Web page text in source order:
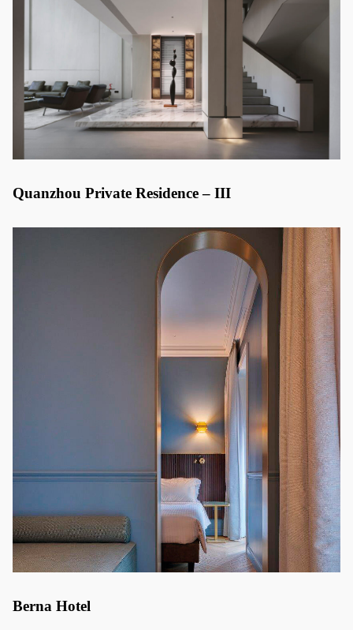
Quanzhou Private Residence – III
Berna Hotel